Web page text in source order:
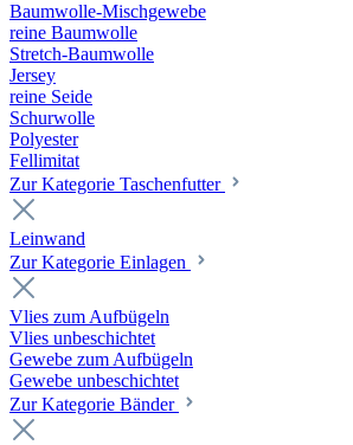
Baumwolle-Mischgewebe
reine Baumwolle
Stretch-Baumwolle
Jersey
reine Seide
Schurwolle
Polyester
Fellimitat
Zur Kategorie Taschenfutter
Leinwand
Zur Kategorie Einlagen
Vlies zum Aufbügeln
Vlies unbeschichtet
Gewebe zum Aufbügeln
Gewebe unbeschichtet
Zur Kategorie Bänder